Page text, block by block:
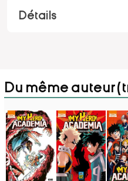
Détails
Du même